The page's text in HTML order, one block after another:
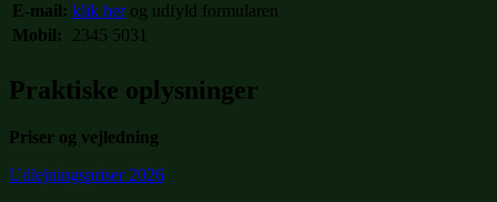
E-mail: klik herog udfyld formularen
Mobil:
2345 5031
Praktiske oplysninger
Priser og vejledning
Udlejningspriser 2026